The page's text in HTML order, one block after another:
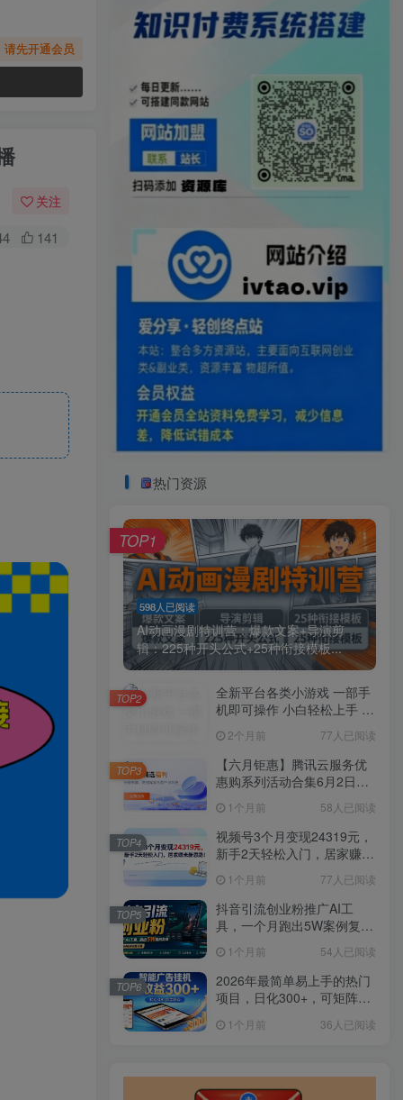
请先开通会员
关注
141
热门资源
598人已阅读
AI动画漫剧特训营：爆款文案+导演剪
辑：225种开头公式+25种衔接模板...
TOP1
全新平台各类小游戏 一部手
机即可操作 小白轻松上手 长
2个月前 77人已阅读
TOP2
【六月钜惠】腾讯云服务优
惠购系列活动合集6月2日更
1个月前 58人已阅读
TOP3
视频号3个月变现24319元，
新手2天轻松入门，居家赚米
1个月前 77人已阅读
TOP4
抖音引流创业粉推广AI工
具，一个月跑出5W案例复
1个月前 54人已阅读
TOP5
2026年最简单易上手的热门
项目，日化300+，可矩阵操
1个月前 36人已阅读
TOP6